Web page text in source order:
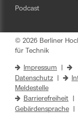
Podcast
© 2026 Berliner
für Technik
Impressum
Datenschutz
Meldestelle
Barrierefreiheit
Gebärdensprache